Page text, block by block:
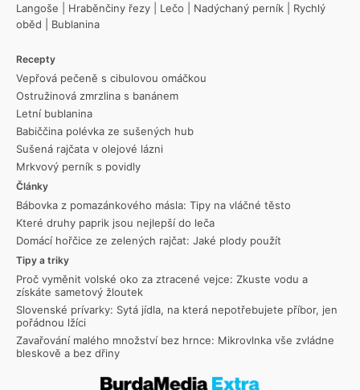
Langoše
Hraběnčiny řezy Lečo Nadýchaný perník
Rychlý
oběd
Bublanina
Recepty
Vepřová pečeně s cibulovou omáčkou
Ostružinová zmrzlina s banánem
Letní bublanina
Babiččina polévka ze sušených hub
Sušená rajčata v olejové lázni
Mrkvový perník s povidly
Články
Bábovka z pomazánkového másla: Tipy na vláčné těsto
Které druhy paprik jsou nejlepší do leča
Domácí hořčice ze zelených rajčat: Jaké plody použít
Tipy a triky
Proč vyměnit volské oko za ztracené vejce: Zkuste vodu a
získáte sametový žloutek
Slovenské prívarky: Sytá jídla, na která nepotřebujete příbor, jen
pořádnou lžíci
Zavařování malého množství bez hrnce: Mikrovlnka vše zvládne
bleskově a bez dřiny